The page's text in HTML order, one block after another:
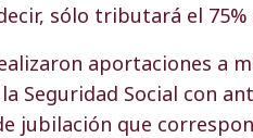
sólo tributará el
aportaciones a
Seguridad Social con
jubilación que